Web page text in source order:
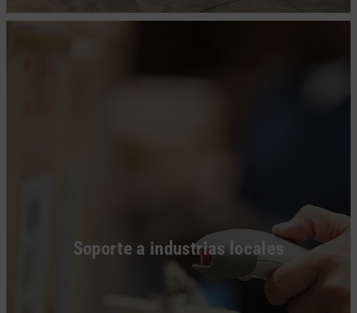
Soporte a industrias locales